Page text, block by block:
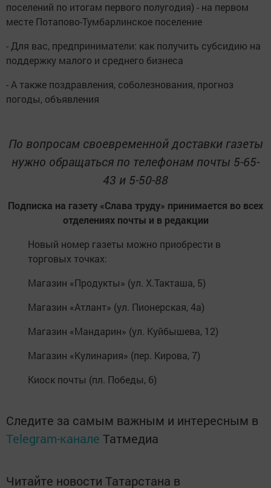
поселений по итогам первого полугодия) - на первом
месте Потапово-Тумбарлинское поселение
- Для вас, предприниматели: как получить субсидию на
поддержку малого и среднего бизнеса
- А также поздравления, соболезнования, прогноз
погоды, объявления
По вопросам своевременной доставки газеты
нужно обращаться по телефонам почты 5-65-
43 и 5-50-88
Подписка на газету «Слава труду» принимается во всех
отделениях почты и в редакции
Новый номер газеты можно приобрести в
торговых точках:
Магазин «Продукты» (ул. Х.Такташа, 5)
Магазин «Атлант» (ул. Пионерская, 4а)
Магазин «Мандарин» (ул. Куйбышева, 12)
Магазин «Кулинария» (пер. Кирова, 7)
Киоск почты (пл. Победы, 6)
Следите за самым важным и интересным в
Telegram-канале Татмедиа
Читайте новости Татарстана в